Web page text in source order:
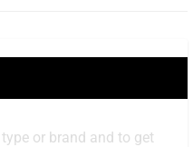
or brand and to get